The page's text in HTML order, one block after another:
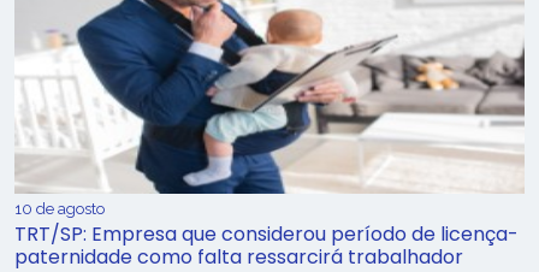
10 de agosto
TRT/SP: Empresa que considerou período de licença-
paternidade como falta ressarcirá trabalhador